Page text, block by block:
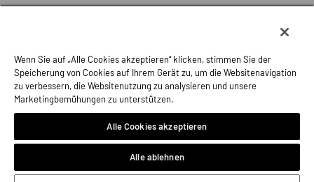
Beschwerde
Impressum
Wenn Sie auf „Alle Cookies akzeptieren“ klicken, stimmen Sie der
Speicherung von Cookies auf Ihrem Gerät zu, um die Websitenavigation
zu verbessern, die Websitenutzung zu analysieren und unsere
Marketingbemühungen zu unterstützen.
Alle Cookies akzeptieren
Alle ablehnen